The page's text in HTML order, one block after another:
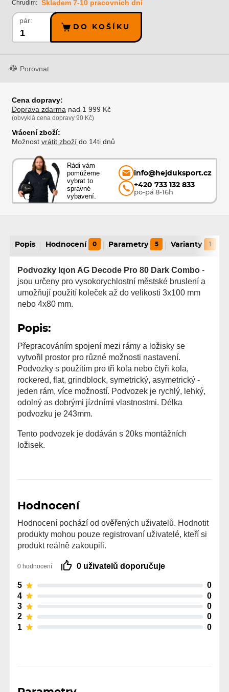
Chrudim: Skladem 7-10 pracovních dní
pár:
DO KOŠÍKU
Porovnat
Cena dopravy:
Doprava zdarma nad 1 999 Kč
(obvyklá cena dopravy 90 Kč)
Vrácení zboží:
Možnost vrátit zbožído 14ti dnů
Rádi vám
pomůžeme
vybrat to
správné
vybavení.
info@hejduksport.cz
+420 733 132 833
po-pá 8-16h
Popis Hodnocení 0 Parametry 5 Varianty 1
Podvozky Iqon AG Decode Pro 80 Dark Combo -
jsou určeny pro vysokorychlostní městské bruslení a
umožňují použití koleček až do velikosti 3x100 mm
nebo 4x80 mm.
Popis:
Přepracováním spojení mezi rámy a ložisky se
vytvořil prostor pro různé možnosti nastavení.
Podvozky s použitím pro tři kola nebo čtyři kola,
rockered, flat, grindblock, symetrický, asymetrický -
jeden rám, více možností. Podvozek je rychlý, lehký,
odolný as dobrými jízdními vlastnostmi. Délka
podvozku je 243mm.
Tento podvozek je dodáván s 20ks montážních
ložisek.
Hodnocení
Hodnocení pochází od ověřených uživatelů. Hodnotit
produkty mohou pouze registrovaní uživatelé, kteří si
produkt reálně zakoupili.
0 hodnocení 0 uživatelů doporučuje
5
0
4
0
3
0
2
0
1
0